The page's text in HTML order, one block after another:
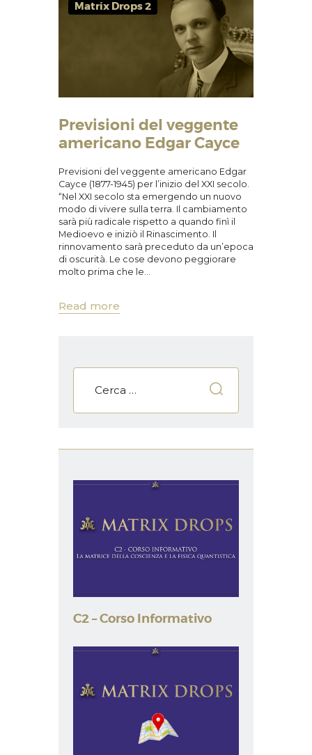
Matrix Drops 2
Previsioni del veggente
americano Edgar Cayce
Previsioni del veggente americano Edgar
Cayce (1877-1945) per l’inizio del XXI secolo.
“Nel XXI secolo sta emergendo un nuovo
modo di vivere sulla terra. Il cambiamento
sarà più radicale rispetto a quando finì il
Medioevo e iniziò il Rinascimento. Il
rinnovamento sarà preceduto da un’epoca
di oscurità. Le cose devono peggiorare
molto prima che le…
Read more
C2 – Corso Informativo